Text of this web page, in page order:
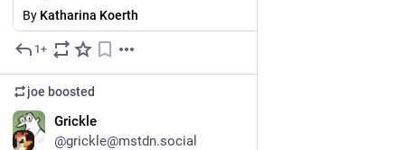
By Katharina Koerth
1+
joe boosted
Grickle
@grickle@mstdn.social